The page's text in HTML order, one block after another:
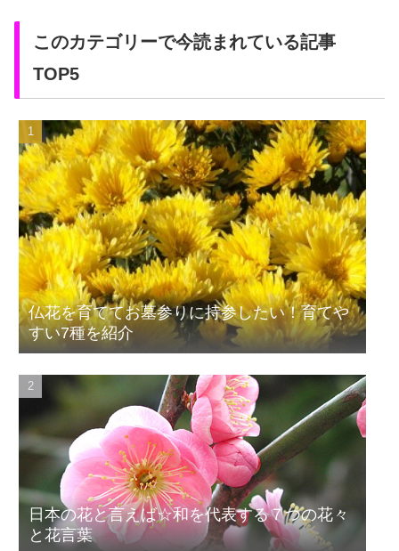
このカテゴリーで今読まれている記事
TOP5
仏花を育ててお墓参りに持参したい！育てや
すい7種を紹介
日本の花と言えば☆和を代表する７つの花々
と花言葉